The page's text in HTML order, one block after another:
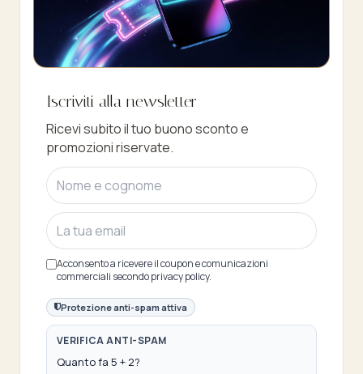
10%
Iscriviti alla newsletter
Ricevi subito il tuo buono sconto e
promozioni riservate.
Acconsento a ricevere il coupon e comunicazioni
commerciali secondo privacy policy.
Protezione anti-spam attiva
VERIFICA ANTI-SPAM
Quanto fa 5 + 2?